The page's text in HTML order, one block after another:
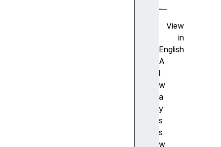
。
View
in
English
A
l
w
a
y
s
s
w